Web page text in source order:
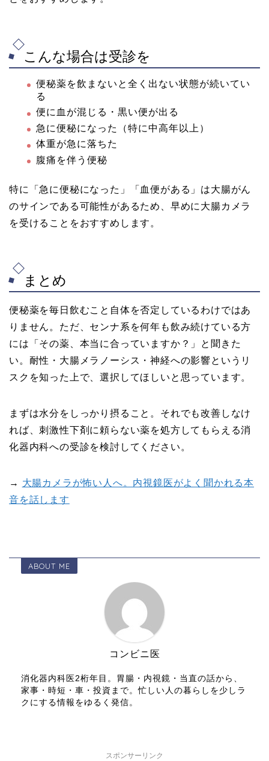
こんな場合は受診を
便秘薬を飲まないと全く出ない状態が続いてい
る
便に血が混じる・黒い便が出る
急に便秘になった（特に中高年以上）
体重が急に落ちた
腹痛を伴う便秘
特に「急に便秘になった」「血便がある」は大腸がん
のサインである可能性があるため、早めに大腸カメラ
を受けることをおすすめします。
まとめ
便秘薬を毎日飲むこと自体を否定しているわけではあ
りません。ただ、センナ系を何年も飲み続けている方
には「その薬、本当に合っていますか？」と聞きた
い。耐性・大腸メラノーシス・神経への影響というリ
スクを知った上で、選択してほしいと思っています。
まずは水分をしっかり摂ること。それでも改善しなけ
れば、刺激性下剤に頼らない薬を処方してもらえる消
化器内科への受診を検討してください。
→ 大腸カメラが怖い人へ。内視鏡医がよく聞かれる本
音を話します
ABOUT ME
コンビニ医
消化器内科医2桁年目。胃腸・内視鏡・当直の話から、
家事・時短・車・投資まで。忙しい人の暮らしを少しラ
クにする情報をゆるく発信。
スポンサーリンク